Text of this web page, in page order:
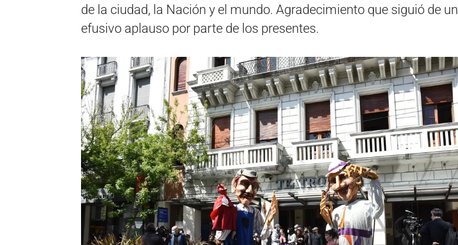
de la ciudad, la Nación y el mundo. Agradecimiento que siguió de un
efusivo aplauso por parte de los presentes.